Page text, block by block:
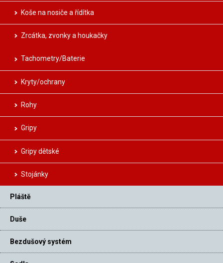
Koše na nosiče a řídítka
Zrcátka, zvonky a houkačky
Tachometry/Baterie
Kryty/ochrany
Rohy
Gripy
Gripy dětské
Stojánky
Pláště
Duše
Bezdušový systém